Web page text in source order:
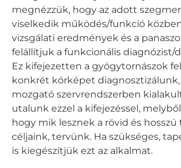
megnézzük, hogy az adott
viselkedik működés/funkció
vizsgálati eredmények és a
felállítjuk a funkcionális diagnózist/
Ez kifejezetten a gyógytornászok
konkrét kórképet
mozgató szervrendszerben
utalunk ezzel a kifejezéssel,
hogy mik lesznek a rövid és hosszú
céljaink, tervünk. Ha szükséges,
is kiegészítjük ezt az alkalmat.